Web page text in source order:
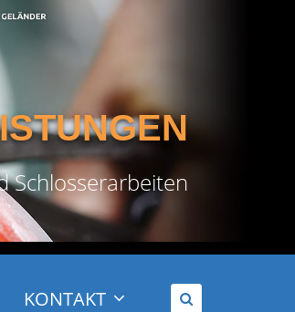
Schlosserarbeiten
KONTAKT